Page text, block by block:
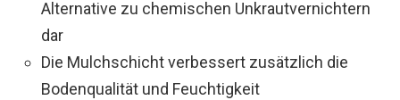
Alternative zu chemischen Unkrautvernichtern
dar
Die Mulchschicht verbessert zusätzlich die
Bodenqualität und Feuchtigkeit